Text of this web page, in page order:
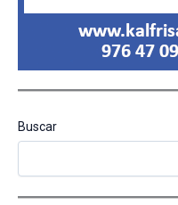
Buscar